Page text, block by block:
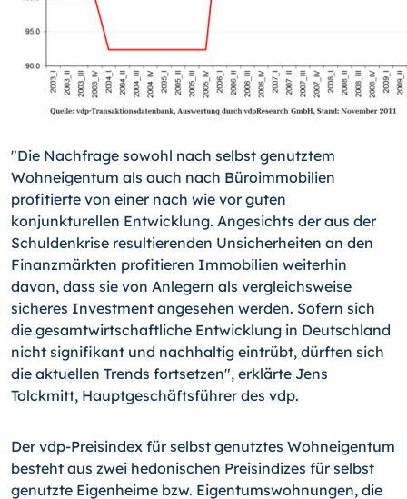
"Die Nachfrage sowohl nach selbst genutztem
Wohneigentum als auch nach Büroimmobilien
profitierte von einer nach wie vor guten
konjunkturellen Entwicklung. Angesichts der aus der
Schuldenkrise resultierenden Unsicherheiten an den
Finanzmärkten profitieren Immobilien weiterhin
davon, dass sie von Anlegern als vergleichsweise
sicheres Investment angesehen werden. Sofern sich
die gesamtwirtschaftliche Entwicklung in Deutschland
nicht signifikant und nachhaltig eintrübt, dürften sich
die aktuellen Trends fortsetzen", erklärte Jens
Tolckmitt, Hauptgeschäftsführer des vdp.
Der vdp-Preisindex für selbst genutztes Wohneigentum
besteht aus zwei hedonischen Preisindizes für selbst
genutzte Eigenheime bzw. Eigentumswohnungen, die